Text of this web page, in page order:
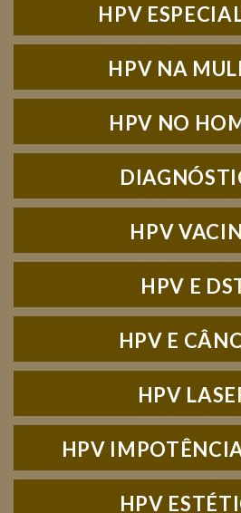
HPV
HPV NA
HPV NO
HPV
HPV E
HPV E
HPV
HPV
HPV